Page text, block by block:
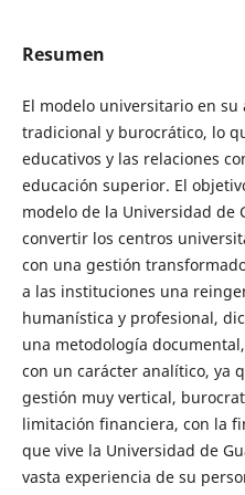
Resumen
El modelo universitario en
tradicional y burocrático, lo
educativos y las relaciones
educación superior. El
modelo de la Universidad de
convertir los centros
con una gestión
a las instituciones una
humanística y profesional,
una metodología
con un carácter analítico, ya
gestión muy vertical,
limitación financiera, con la
que vive la Universidad de
vasta experiencia de su